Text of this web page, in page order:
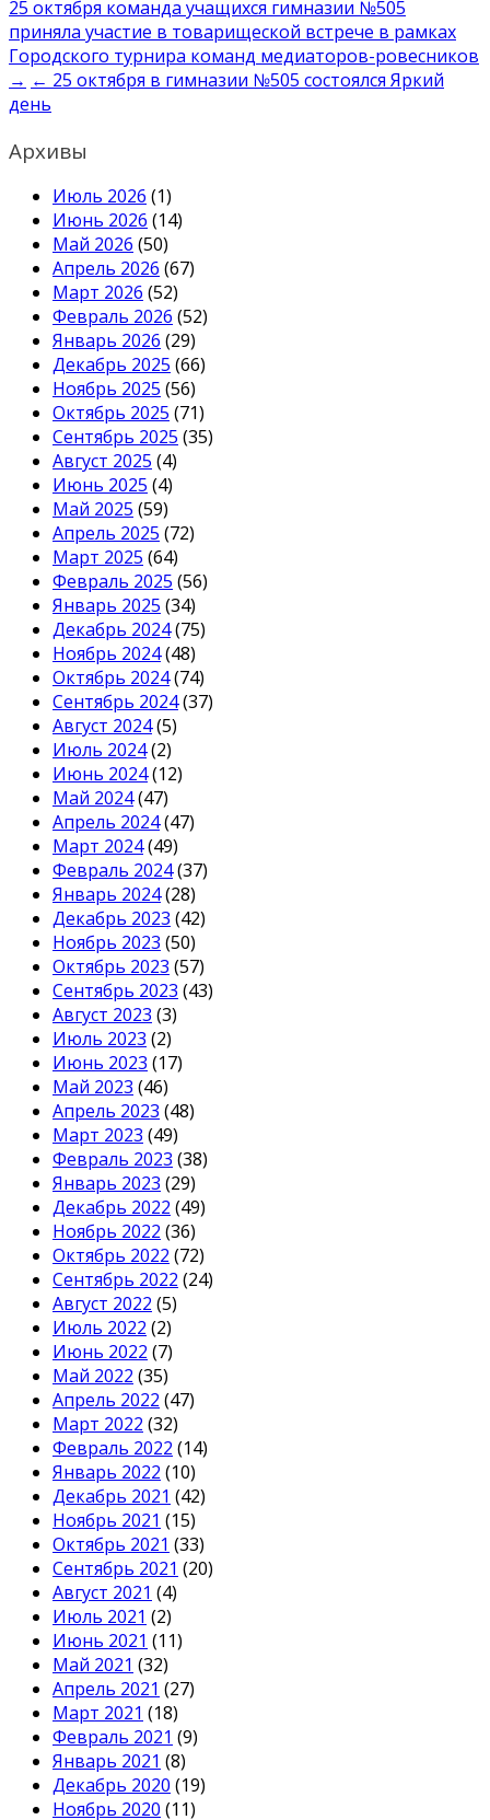
Навигация
по
записям
25 октября команда учащихся гимназии №505
приняла участие в товарищеской встрече в рамках
Городского турнира команд медиаторов-ровесников
→ ← 25 октября в гимназии №505 состоялся Яркий
день
Архивы
Июль 2026 (1)
Июнь 2026 (14)
Май 2026 (50)
Апрель 2026 (67)
Март 2026 (52)
Февраль 2026 (52)
Январь 2026 (29)
Декабрь 2025 (66)
Ноябрь 2025 (56)
Октябрь 2025 (71)
Сентябрь 2025 (35)
Август 2025 (4)
Июнь 2025 (4)
Май 2025 (59)
Апрель 2025 (72)
Март 2025 (64)
Февраль 2025 (56)
Январь 2025 (34)
Декабрь 2024(75)
Ноябрь 2024(48)
Октябрь 2024(74)
Сентябрь 2024(37)
Август 2024(5)
Июль 2024(2)
Июнь 2024(12)
Май 2024(47)
Апрель 2024(47)
Март 2024(49)
Февраль 2024(37)
Январь 2024(28)
Декабрь 2023 (42)
Ноябрь 2023 (50)
Октябрь 2023 (57)
Сентябрь 2023 (43)
Август 2023 (3)
Июль 2023 (2)
Июнь 2023 (17)
Май 2023 (46)
Апрель 2023 (48)
Март 2023 (49)
Февраль 2023 (38)
Январь 2023 (29)
Декабрь 2022 (49)
Ноябрь 2022 (36)
Октябрь 2022 (72)
Сентябрь 2022 (24)
Август 2022 (5)
Июль 2022 (2)
Июнь 2022 (7)
Май 2022 (35)
Апрель 2022 (47)
Март 2022 (32)
Февраль 2022 (14)
Январь 2022 (10)
Декабрь 2021 (42)
Ноябрь 2021 (15)
Октябрь 2021 (33)
Сентябрь 2021 (20)
Август 2021 (4)
Июль 2021 (2)
Июнь 2021 (11)
Май 2021 (32)
Апрель 2021 (27)
Март 2021 (18)
Февраль 2021 (9)
Январь 2021 (8)
Декабрь 2020 (19)
Ноябрь 2020 (11)